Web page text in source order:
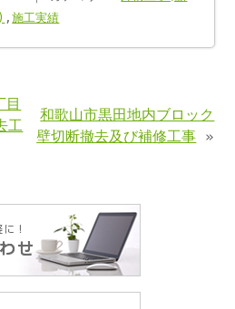
,施工実績
目
工
和歌山市黒田地内ブロック
壁切断撤去及び補修工事 »